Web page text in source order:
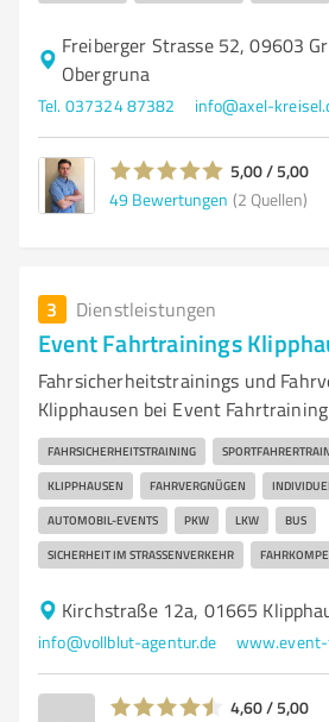
Freiberger Strasse 52, 09603
Obergruna
Tel. 037324 87382 info@axel-
5,00 / 5,00
49 Bewertungen (2 Quellen)
3 Dienstleistungen
Event Fahrtrainings
Fahrsicherheitstrainings und
Klipphausen bei Event Fahrtraining
FAHRSICHERHEITSTRAINING
KLIPPHAUSEN FAHRVERGNÜGEN
AUTOMOBIL-EVENTS PKW LKW BUS
SICHERHEIT IM STRASSENVERKEHR
Kirchstraße 12a, 01665
info@vollblut-agentur.de
4,60 / 5,00